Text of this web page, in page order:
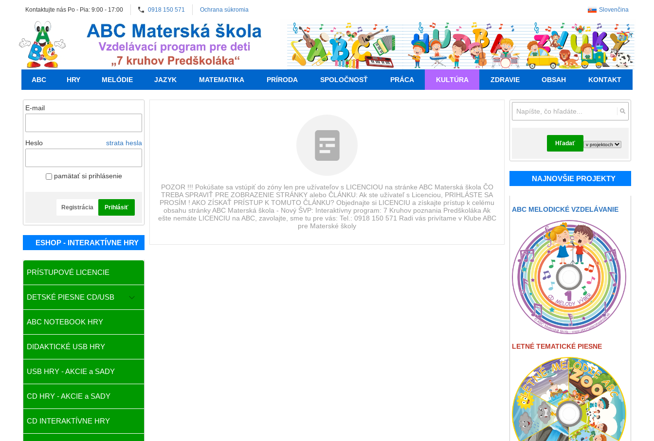
Kontaktujte nás Po - Pia: 9:00 - 17:00 0918 150 571 Ochrana súkromia Slovenčina
ABC HRY MELÓDIE JAZYK MATEMATIKA PRÍRODA SPOLOČNOSŤ PRÁCA KULTÚRA ZDRAVIE OBSAH KONTAKT
E-mail
Heslo strata hesla
pamätať si prihlásenie
Registrácia Prihlásiť
ESHOP - INTERAKTÍVNE HRY
PRÍSTUPOVÉ LICENCIE
DETSKÉ PIESNE CD/USB
ABC NOTEBOOK HRY
DIDAKTICKÉ USB HRY
USB HRY - AKCIE a SADY
CD HRY - AKCIE a SADY
CD INTERAKTÍVNE HRY
Hľadať
NAJNOVŠIE PROJEKTY
ABC MELODICKÉ VZDELÁVANIE
LETNÉ TEMATICKÉ PIESNE
POZOR !!! Pokúšate sa vstúpiť do zóny len pre užívateľov s LICENCIOU na stránke ABC Materská škola ČO
TREBA SPRAVIŤ PRE ZOBRAZENIE STRÁNKY alebo ČLÁNKU: Ak ste užívateľ s Licenciou, PRIHLÁSTE SA
PROSÍM ! AKO ZÍSKAŤ PRÍSTUP K TOMUTO ČLÁNKU? Objednajte si LICENCIU a získajte prístup k celému
obsahu stránky ABC Materská škola - Nový ŠVP: Interaktívny program: 7 Kruhov poznania Predškoláka Ak
ešte nemáte LICENCIU na ABC, zavolajte, sme tu pre vás: Tel.: 0918 150 571 Radi vás privítame v Klube ABC
pre Materské školy